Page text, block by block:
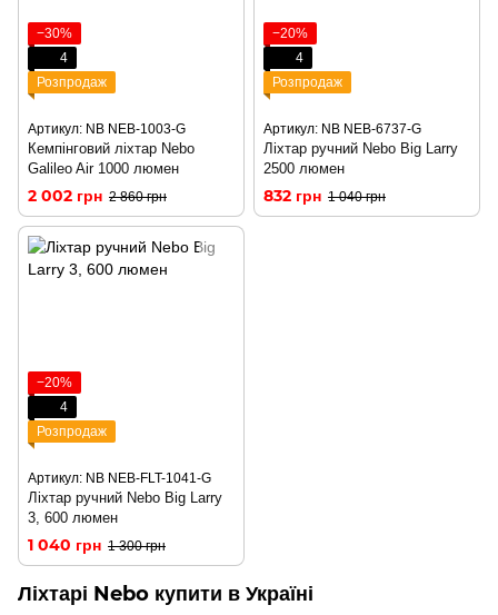
−30%
4
Розпродаж
Артикул: NB NEB-1003-G
Кемпінговий ліхтар Nebo
Galileo Air 1000 люмен
2 002 грн 2 860 грн
−20%
4
Розпродаж
Артикул: NB NEB-6737-G
Ліхтар ручний Nebo Big Larry
2500 люмен
832 грн 1 040 грн
−20%
4
Розпродаж
Артикул: NB NEB-FLT-1041-G
Ліхтар ручний Nebo Big Larry
3, 600 люмен
1 040 грн 1 300 грн
Ліхтарі Nebo купити в Україні